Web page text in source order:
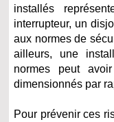
installés
interrupteur, un
aux normes de
ailleurs, une
normes peut
dimensionnés par
Pour prévenir ces